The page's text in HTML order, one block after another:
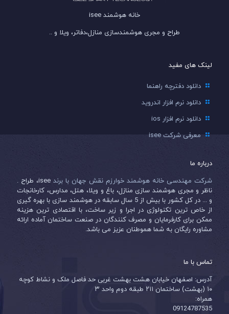
خانه هوشمند isee
طراح و مجری هوشمندسازی منازل،دفاتر، ویلا و ..
لینک های مفید
دانلود دفترچه راهنما
دانلود نرم افزار اندروید
دانلود نرم افزار ios
معرفی شرکت isee
درباره ما
شرکت مهندسی خانه هوشمند خوارزم نقش جهان با برند
isee، طراح .
ناظر و مجری هوشمند سازی منازل، باغ و ویلا، هتل، مدارس، کارخانجات
و ... در کل کشور با بیش از 5 سال سابقه در هوشمند سازی با بهره گیری
از خاص ترین تکنولوژی در اجرا و زیر ساخت، با اقتصادی ترین هزینه
ممکن برای کارفرمایان و مصرف کنندگان در صنعت ساختمان آماده ارائه
مشاوره رایگان به شما هموطنان عزیز می باشد.
تماس با ما
آدرس: اصفهان خیابان هشت بهشت غربی حد فاصل ملک و نشاط کوچه
۱۰ (بهشت) ساختمان ۲۱۱ طبقه دوم واحد ۳
همراه:
09124787535